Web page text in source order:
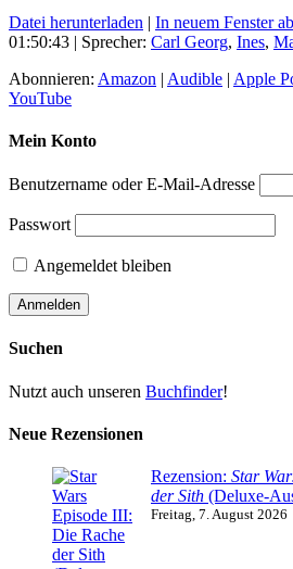
Datei herunterladen | In neuem Fenster
01:50:43 | Sprecher: Carl Georg, Ines,
Abonnieren: Amazon | Audible | Apple
YouTube
Mein Konto
Benutzername oder E-Mail-Adresse
Passwort
Angemeldet bleiben
Suchen
Nutzt auch unseren Buchfinder!
Neue Rezensionen
Rezension: Star
der Sith (Deluxe-
Freitag, 7. August 2026